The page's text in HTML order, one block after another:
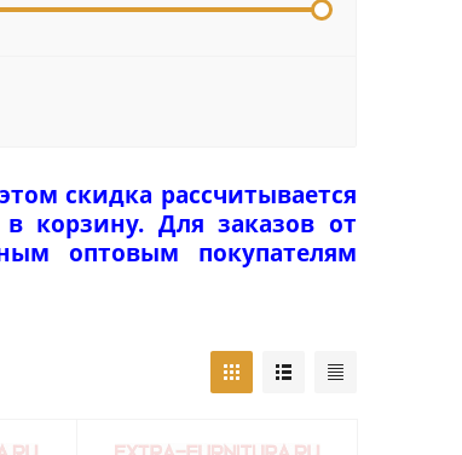
скидка рассчитывается
корзину. Для заказов от
оптовым покупателям